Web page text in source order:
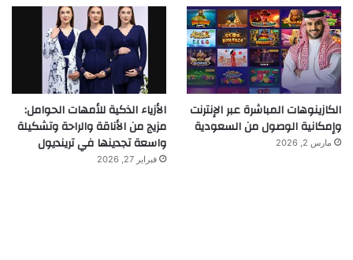
الكازينوهات المباشرة عبر الإنترنت
وإمكانية الوصول من السعودية
مارس 2, 2026
الأزياء الذكية للأمهات الحوامل:
مزيج من الأناقة والراحة وتشكيلة
واسعة تجدينها في ترينديول
فبراير 27, 2026